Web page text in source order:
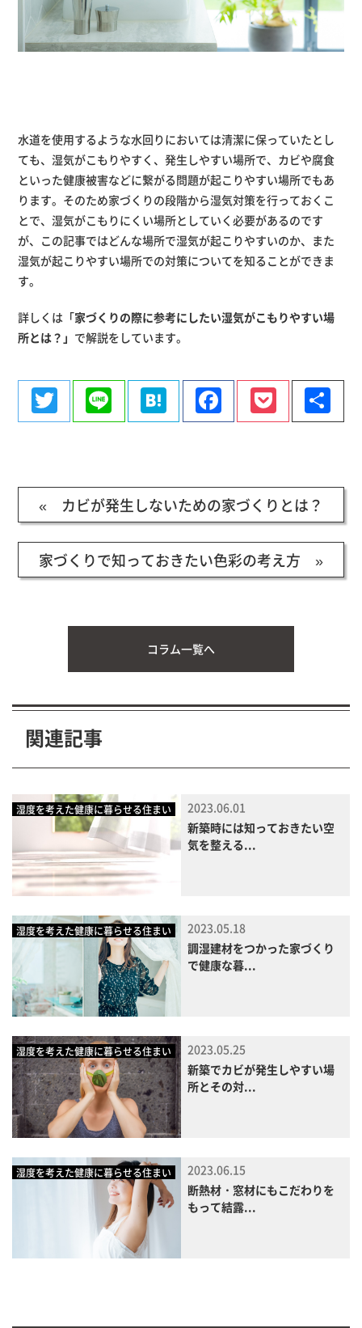
水道を使用するような水回りにおいては清潔に保っていたとし
ても、湿気がこもりやすく、発生しやすい場所で、カビや腐食
といった健康被害などに繋がる問題が起こりやすい場所でもあ
ります。そのため家づくりの段階から湿気対策を行っておくこ
とで、湿気がこもりにくい場所としていく必要があるのです
が、この記事ではどんな場所で湿気が起こりやすいのか、また
湿気が起こりやすい場所での対策についてを知ることができま
す。
詳しくは「家づくりの際に参考にしたい湿気がこもりやすい場
所とは？ 」 で解説をしています。
TwitterLine HatenaFacebook
Pocket
有
« カビが発生しないための家づくりとは？
家づくりで知っておきたい色彩の考え方 »
コラム一覧へ
関連記事
湿度を考えた健康に暮らせる住まい
2023.06.01
新築時には知っておきたい空
気を整える...
湿度を考えた健康に暮らせる住まい
2023.05.18
調湿建材をつかった家づくり
で健康な暮...
湿度を考えた健康に暮らせる住まい
2023.05.25
新築でカビが発生しやすい場
所とその対...
湿度を考えた健康に暮らせる住まい
2023.06.15
断熱材・窓材にもこだわりを
もって結露...